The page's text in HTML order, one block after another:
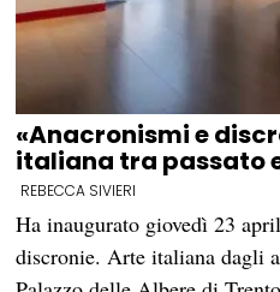
«Anacronismi e
italiana tra passato
REBECCA SIVIERI
Ha inaugurato giovedì 23
discronie. Arte italiana dagli